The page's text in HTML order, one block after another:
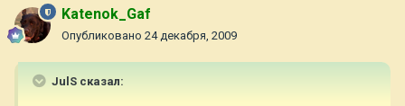
Katenok_Gaf
Опубликовано 24 декабря, 2009
JulS сказал: